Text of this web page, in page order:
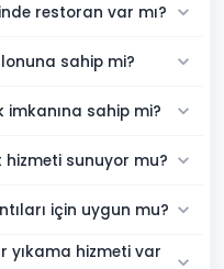
restoran var mı?
sahip mi?
sahip mi?
sunuyor mu?
için uygun mu?
yıkama hizmeti var